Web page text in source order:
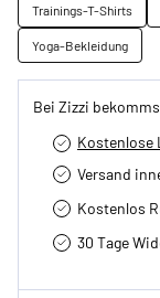
Trainings-T-Shirts
Yoga-Bekleidung
Bei Zizzi
Kostenlose
Versand
Kostenlos
30 Tage